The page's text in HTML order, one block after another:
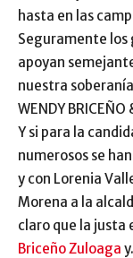
hasta en las
Seguramente los
apoyan
nuestra
WENDY BRICEÑO
Y si para la
numerosos se
y con Lorenia
Morena a la
claro que la justa
Briceño Zuloaga